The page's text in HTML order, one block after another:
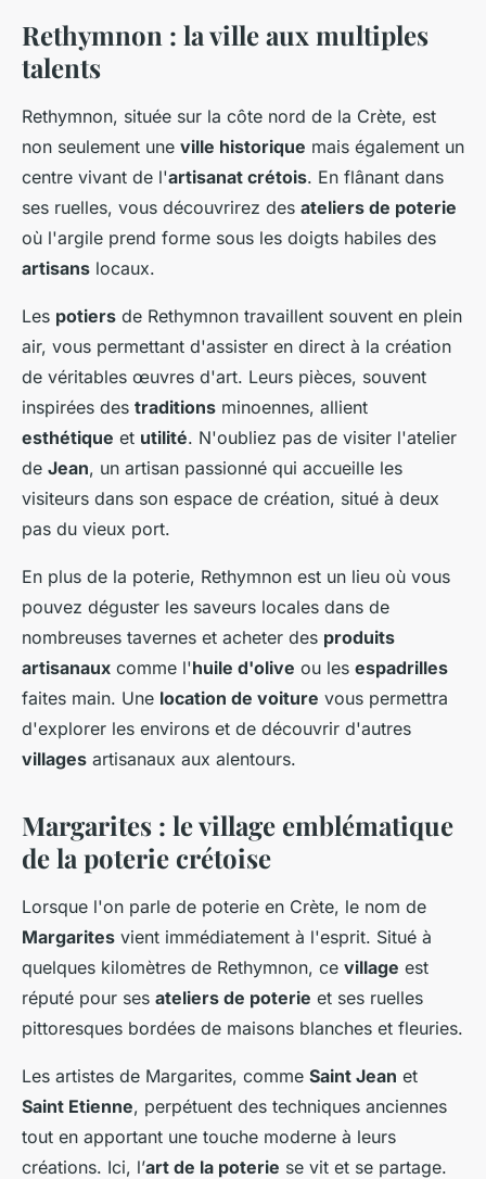
Rethymnon : la ville aux multiples
talents
Rethymnon, située sur la côte nord de la Crète, est
non seulement une ville historique mais également un
centre vivant de l'artisanat crétois. En flânant dans
ses ruelles, vous découvrirez des ateliers de poterie
où l'argile prend forme sous les doigts habiles des
artisans locaux.
Les potiers de Rethymnon travaillent souvent en plein
air, vous permettant d'assister en direct à la création
de véritables œuvres d'art. Leurs pièces, souvent
inspirées des traditions minoennes, allient
esthétique et utilité. N'oubliez pas de visiter l'atelier
de Jean, un artisan passionné qui accueille les
visiteurs dans son espace de création, situé à deux
pas du vieux port.
En plus de la poterie, Rethymnon est un lieu où vous
pouvez déguster les saveurs locales dans de
nombreuses tavernes et acheter des produits
artisanaux comme l'huile d'olive ou les espadrilles
faites main. Une location de voiture vous permettra
d'explorer les environs et de découvrir d'autres
villages artisanaux aux alentours.
Margarites : le village emblématique
de la poterie crétoise
Lorsque l'on parle de poterie en Crète, le nom de
Margarites vient immédiatement à l'esprit. Situé à
quelques kilomètres de Rethymnon, ce village est
réputé pour ses ateliers de poterie et ses ruelles
pittoresques bordées de maisons blanches et fleuries.
Les artistes de Margarites, comme Saint Jean et
Saint Etienne, perpétuent des techniques anciennes
tout en apportant une touche moderne à leurs
créations. Ici, l’art de la poterie se vit et se partage.